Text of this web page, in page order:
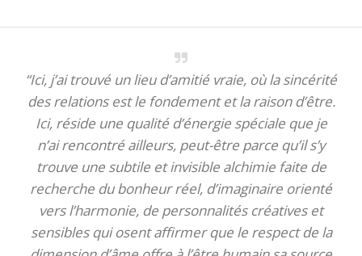
“Ici, j’ai trouvé un lieu d’amitié vraie, où la sincérité
des relations est le fondement et la raison d’être.
Ici, réside une qualité d’énergie spéciale que je
n’ai rencontré ailleurs, peut-être parce qu’il s’y
trouve une subtile et invisible alchimie faite de
recherche du bonheur réel, d’imaginaire orienté
vers l’harmonie, de personnalités créatives et
sensibles qui osent affirmer que le respect de la